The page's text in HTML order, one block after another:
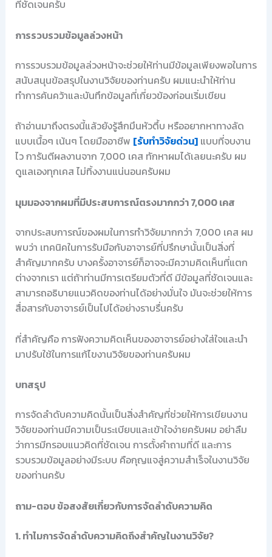
ที่ชัดเจนครับ
การรวบรวมข้อมูลล่วงหน้า
การรวบรวมข้อมูลล่วงหน้าจะช่วยให้ท่านมีข้อมูลเพียงพอในการ
สนับสนุนข้อสรุปในงานวิจัยของท่านครับ ผมแนะนำให้ท่าน
ทำการค้นคว้าและบันทึกข้อมูลที่เกี่ยวข้องก่อนเริ่มเขียน
ถ้าอ่านมาถึงตรงนี้แล้วยังรู้สึกมึนหัวตึ้บ หรืออยากหาทางลัด
แบบเนื้อๆ เน้นๆ โดยมืออาชีพ [รับทำวิจัยด่วน]แบบที่จบงาน
ไว การันตีผลงานจาก 7,000 เคส ทักหาผมได้เลยนะครับ ผม
ดูแลเองทุกเคส ไม่ทิ้งงานแน่นอนครับผม
มุมมองจากผมที่มีประสบการณ์ตรงมากกว่า 7,000 เคส
จากประสบการณ์ของผมในการทำวิจัยมากกว่า 7,000 เคส ผม
พบว่า เทคนิคในการรับมือกับอาจารย์ที่ปรึกษานั้นเป็นสิ่งที่
สำคัญมากครับ บางครั้งอาจารย์ก็อาจจะมีความคิดเห็นที่แตก
ต่างจากเรา แต่ถ้าท่านมีการเตรียมตัวที่ดี มีข้อมูลที่ชัดเจนและ
สามารถอธิบายแนวคิดของท่านได้อย่างมั่นใจ มันจะช่วยให้การ
สื่อสารกับอาจารย์เป็นไปได้อย่างราบรื่นครับ
ที่สำคัญคือ การฟังความคิดเห็นของอาจารย์อย่างใส่ใจและนำ
มาปรับใช้ในการแก้ไขงานวิจัยของท่านครับผม
บทสรุป
การจัดลำดับความคิดนั้นเป็นสิ่งสำคัญที่ช่วยให้การเขียนงาน
วิจัยของท่านมีความเป็นระเบียบและเข้าใจง่ายครับผม อย่าลืม
ว่าการมีกรอบแนวคิดที่ชัดเจน การตั้งคำถามที่ดี และการ
รวบรวมข้อมูลอย่างมีระบบ คือกุญแจสู่ความสำเร็จในงานวิจัย
ของท่านครับ
ถาม-ตอบ ข้อสงสัยเกี่ยวกับการจัดลำดับความคิด
1. ทำไมการจัดลำดับความคิดถึงสำคัญในงานวิจัย?